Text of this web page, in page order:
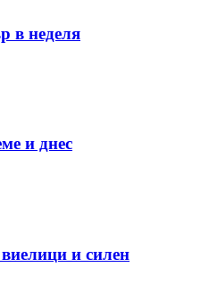
в неделя
и днес
и силен